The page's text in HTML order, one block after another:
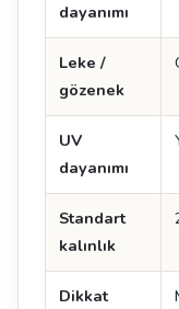
dayanımı
Leke /
gözenek
UV
dayanımı
Standart
kalınlık
Dikkat